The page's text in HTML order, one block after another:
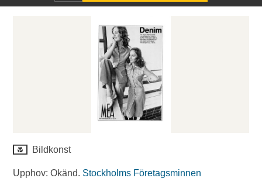
Bildkonst
Upphov: Okänd. Stockholms Företagsminnen